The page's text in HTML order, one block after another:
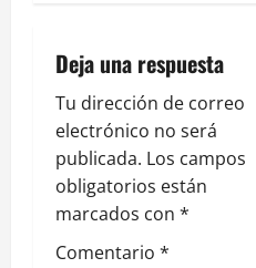
n
d
e
e
n
Deja una respuesta
Tu dirección de correo
electrónico no será
publicada. Los campos
obligatorios están
marcados con *
Comentario *